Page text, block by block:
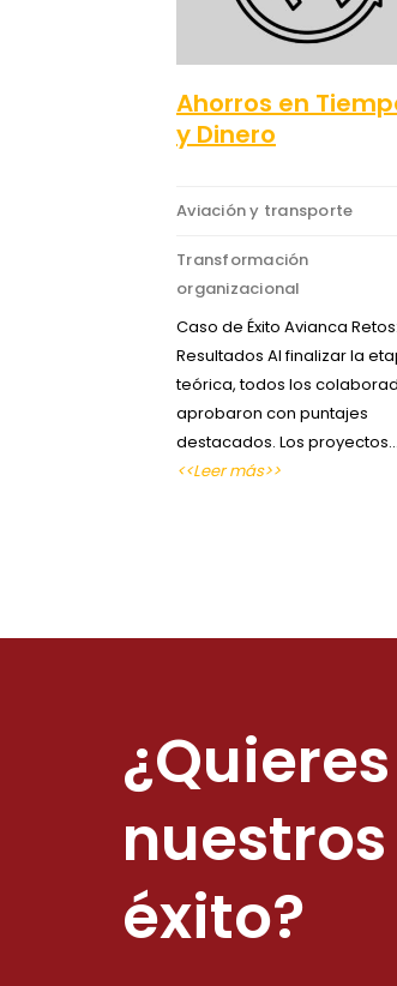
Ahorros en
y Dinero
Aviación y transporte
Transformación
organizacional
Caso de Éxito Avianca Retos:
Resultados Al finalizar la
teórica, todos los
aprobaron con puntajes
destacados. Los proyectos…
<<Leer más>>
éxito?